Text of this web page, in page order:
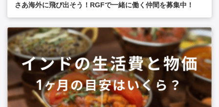
さあ海外に飛び出そう！RGFで一緒に働く仲間を募集中！